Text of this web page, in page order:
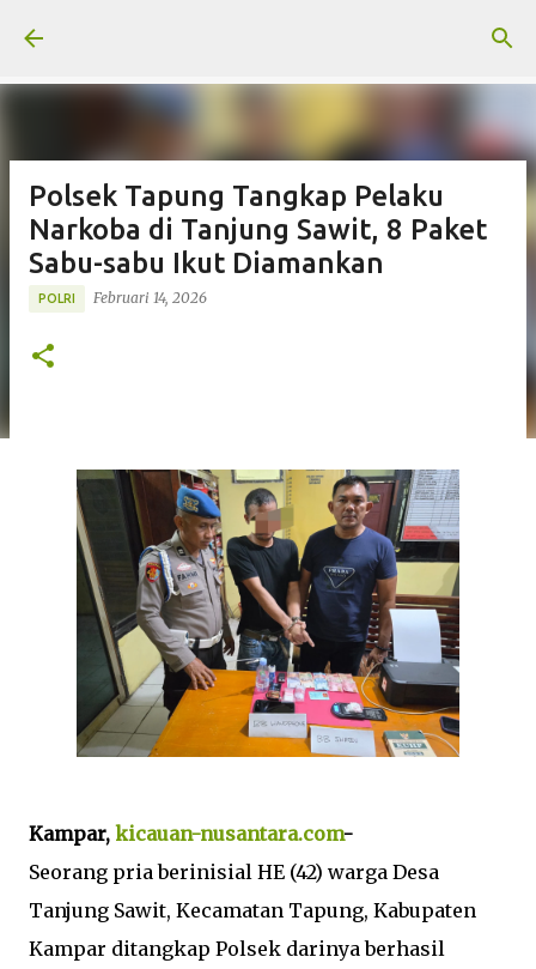
Polsek Tapung Tangkap Pelaku
Narkoba di Tanjung Sawit, 8 Paket
Sabu-sabu Ikut Diamankan
POLRI Februari 14, 2026
Kampar, kicauan-nusantara.com-
Seorang pria berinisial HE (42) warga Desa
Tanjung Sawit, Kecamatan Tapung, Kabupaten
Kampar ditangkap Polsek darinya berhasil